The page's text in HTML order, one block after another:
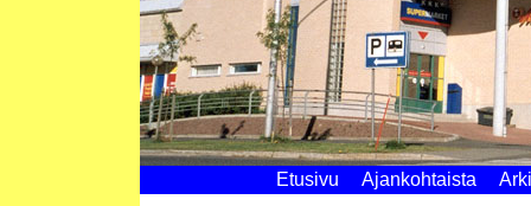
Etusivu Ajankohtaista